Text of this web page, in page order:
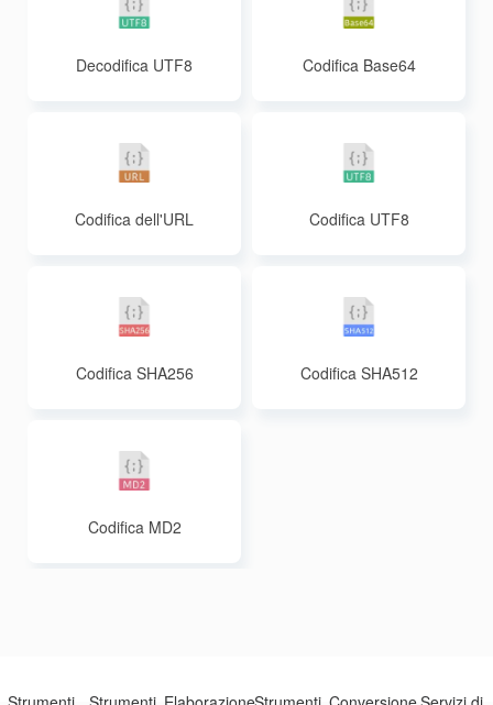
Decodifica UTF8 Codifica Base64
Codifica dell'URL Codifica UTF8
Codifica SHA256 Codifica SHA512
Codifica MD2